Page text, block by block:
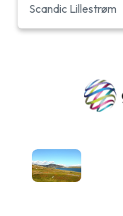
Scandic Lillestrøm